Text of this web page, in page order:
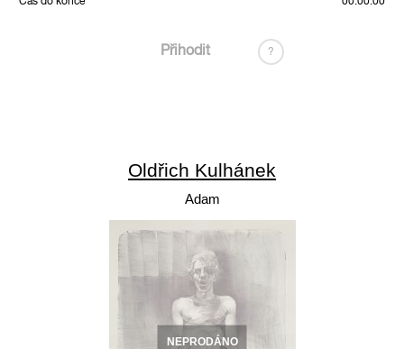
Přihodit ?
Oldřich Kulhánek
Adam
NEPRODÁNO